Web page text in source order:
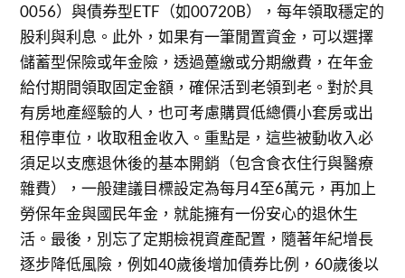
0056）與債券型ETF（如00720B），每年領取穩定的
股利與利息。此外，如果有一筆閒置資金，可以選擇
儲蓄型保險或年金險，透過躉繳或分期繳費，在年金
給付期間領取固定金額，確保活到老領到老。對於具
有房地產經驗的人，也可考慮購買低總價小套房或出
租停車位，收取租金收入。重點是，這些被動收入必
須足以支應退休後的基本開銷（包含食衣住行與醫療
雜費），一般建議目標設定為每月4至6萬元，再加上
勞保年金與國民年金，就能擁有一份安心的退休生
活。最後，別忘了定期檢視資產配置，隨著年紀增長
逐步降低風險，例如40歲後增加債券比例，60歲後以